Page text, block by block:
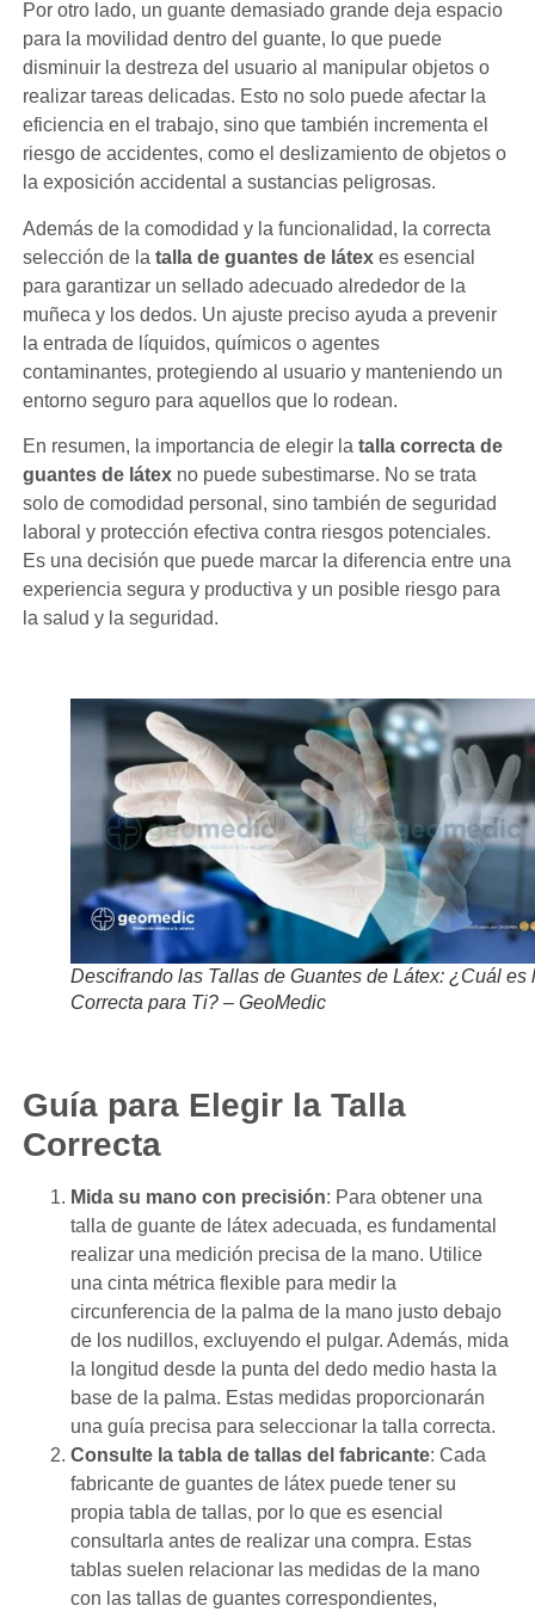
Por otro lado, un guante demasiado grande deja espacio
para la movilidad dentro del guante, lo que puede
disminuir la destreza del usuario al manipular objetos o
realizar tareas delicadas. Esto no solo puede afectar la
eficiencia en el trabajo, sino que también incrementa el
riesgo de accidentes, como el deslizamiento de objetos o
la exposición accidental a sustancias peligrosas.
Además de la comodidad y la funcionalidad, la correcta
selección de la talla de guantes de látexes esencial
para garantizar un sellado adecuado alrededor de la
muñeca y los dedos. Un ajuste preciso ayuda a prevenir
la entrada de líquidos, químicos o agentes
contaminantes, protegiendo al usuario y manteniendo un
entorno seguro para aquellos que lo rodean.
En resumen, la importancia de elegir la talla correcta de
guantes de látexno puede subestimarse. No se trata
solo de comodidad personal, sino también de seguridad
laboral y protección efectiva contra riesgos potenciales.
Es una decisión que puede marcar la diferencia entre una
experiencia segura y productiva y un posible riesgo para
la salud y la seguridad.
Descifrando las Tallas de Guantes de Látex: ¿Cuál es
Correcta para Ti? – GeoMedic
Guía para Elegir la Talla
Correcta
Mida su mano con precisión: Para obtener una
talla de guante de látex adecuada, es fundamental
realizar una medición precisa de la mano. Utilice
una cinta métrica flexible para medir la
circunferencia de la palma de la mano justo debajo
de los nudillos, excluyendo el pulgar. Además, mida
la longitud desde la punta del dedo medio hasta la
base de la palma. Estas medidas proporcionarán
una guía precisa para seleccionar la talla correcta.
Consulte la tabla de tallas del fabricante: Cada
fabricante de guantes de látex puede tener su
propia tabla de tallas, por lo que es esencial
consultarla antes de realizar una compra. Estas
tablas suelen relacionar las medidas de la mano
con las tallas de guantes correspondientes,